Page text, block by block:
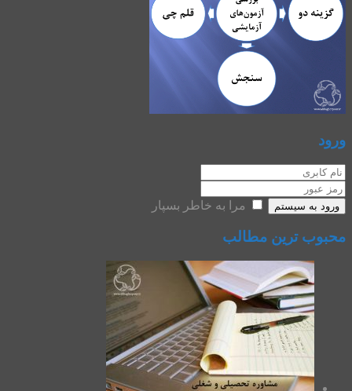
ورود
ورود به سیستم مرا به خاطر بسپار
محبوب ترین مطالب